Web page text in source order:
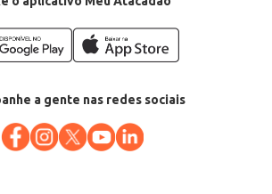
a gente nas redes sociais